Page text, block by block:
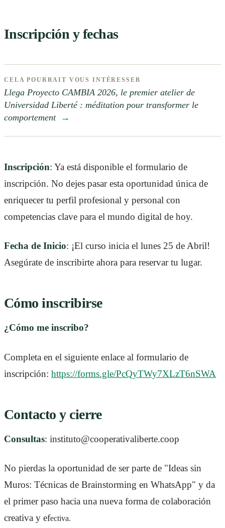
Inscripción y fechas
CELA POURRAIT VOUS INTÉRESSER
Llega Proyecto CAMBIA 2026, le premier atelier de
Universidad Liberté : méditation pour transformer le
comportement →
Inscripción: Ya está disponible el formulario de
inscripción. No dejes pasar esta oportunidad única de
enriquecer tu perfil profesional y personal con
competencias clave para el mundo digital de hoy.
Fecha de Inicio: ¡El curso inicia el lunes 25 de Abril!
Asegúrate de inscribirte ahora para reservar tu lugar.
Cómo inscribirse
¿Cómo me inscribo?
Completa en el siguiente enlace al formulario de
inscripción: https://forms.gle/PcQyTWy7XLzT6nSWA
Contacto y cierre
Consultas: instituto@cooperativaliberte.coop
No pierdas la oportunidad de ser parte de "Ideas sin
Muros: Técnicas de Brainstorming en WhatsApp" y da
el primer paso hacia una nueva forma de colaboración
creativa y efectiva.